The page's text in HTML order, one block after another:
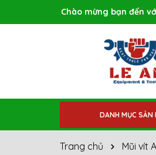
Rất nhiều ưu đãi và
DANH MỤC SẢN
Trang chủ Mũi vít